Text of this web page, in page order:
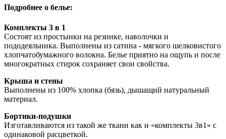
Подробнее о белье:
Комплекты 3 в 1
Состоят из простынки на резинке, наволочки и
пододеяльника. Выполнены из сатина - мягкого шелковистого
хлопчатобумажного волокна. Белье приятно на ощупь и после
многократных стирок сохраняет свои свойства.
Крыша и стены
Выполнены из 100% хлопка (бязь), дышащий натуральный
материал.
Бортики-подушки
Изготавливаются из такой же ткани как и «комплекты 3в1» с
одинаковой расцветкой.